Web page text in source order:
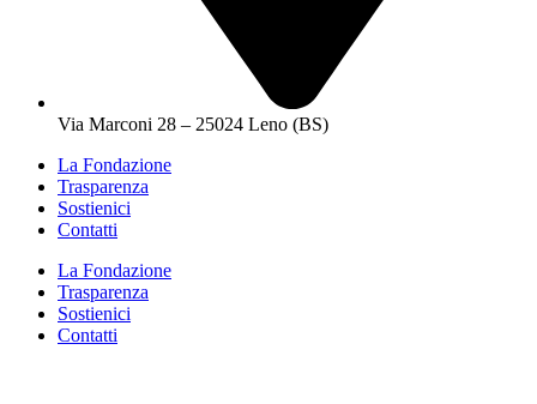
Via Marconi 28 – 25024 Leno (BS)
La Fondazione
Trasparenza
Sostienici
Contatti
La Fondazione
Trasparenza
Sostienici
Contatti